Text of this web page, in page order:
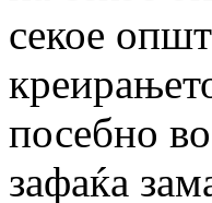
секое
посебно
зафаќа